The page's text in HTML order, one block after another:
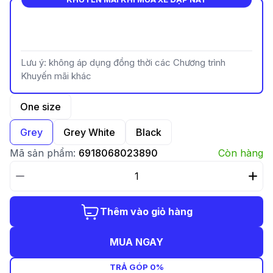
Lưu ý: không áp dụng đồng thời các Chương trình
Khuyến mãi khác
One size
Grey Grey White
Black
Mã sản phẩm: 6918068023890 Còn hàng
Thêm vào giỏ hàng
MUA NGAY
TRẢ GÓP 0%